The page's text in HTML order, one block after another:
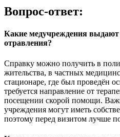
Вопрос-ответ:
Какие медучреждения выдают
отравления?
Справку можно получить в
жительства, в частных
стационаре, где был проведён
требуется направление от
посещении скорой помощи.
учреждения могут иметь
поэтому перед визитом лучше